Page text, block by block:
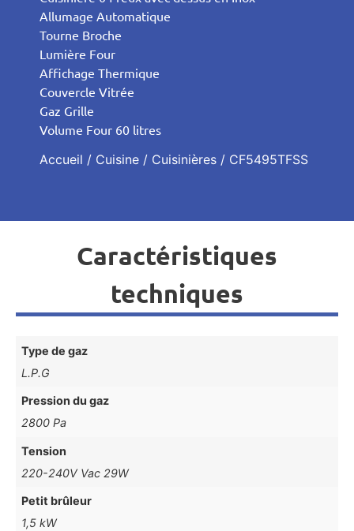
Allumage Automatique
Tourne Broche
Lumière Four
Affichage Thermique
Couvercle Vitrée
Gaz Grille
Volume Four 60 litres
Accueil / Cuisine / Cuisinières / CF5495TFSS
Caractéristiques
techniques
Type de gaz
L.P.G
Pression du gaz
2800 Pa
Tension
220-240V Vac 29W
Petit brûleur
1,5 kW